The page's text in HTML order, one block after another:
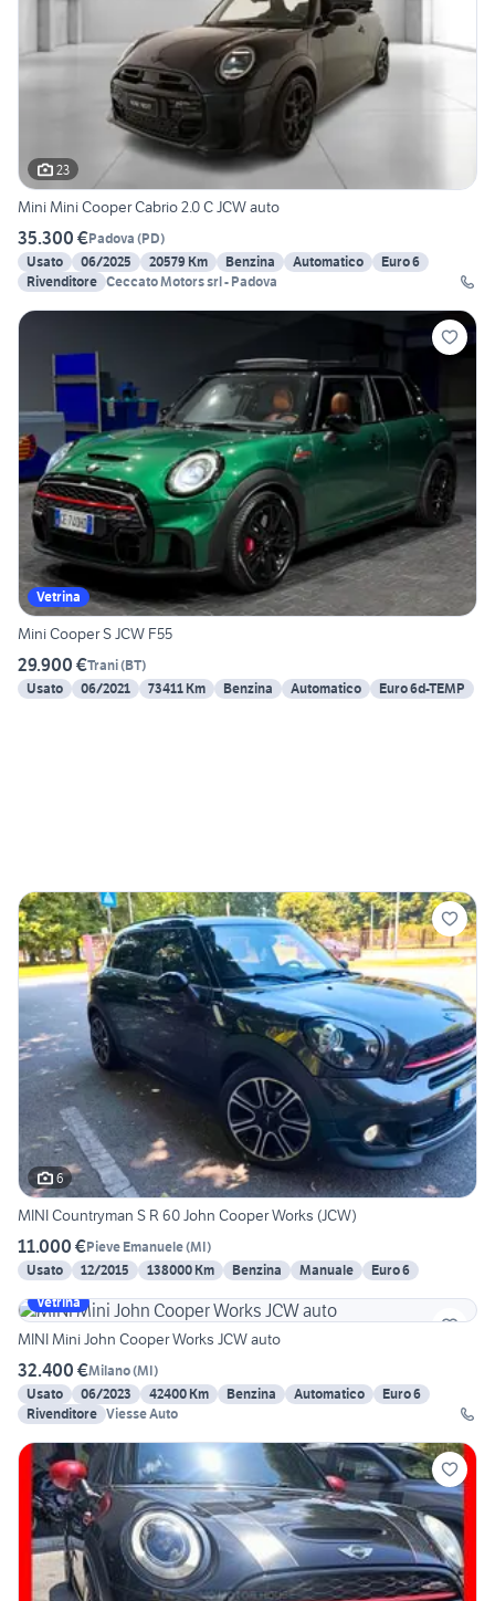
23
Mini Mini Cooper Cabrio 2.0 C JCW auto
35.300 €Padova (PD)
Usato
06/2025 20579 Km Benzina Automatico
Euro 6
Rivenditore Ceccato Motors srl - Padova
Vetrina
Mini Cooper S JCW F55
29.900 €Trani(BT)
Usato
06/2021 73411 Km Benzina Automatico Euro 6d-TEMP
6
MINI Countryman S R 60 John Cooper Works (JCW)
11.000 €Pieve Emanuele(MI)
Usato
12/2015 138000 Km Benzina Manuale
Euro 6
Vetrina
MINI Mini John Cooper Works JCW auto
32.400 €Milano(MI)
Usato
06/2023 42400 Km Benzina Automatico
Euro 6
Rivenditore Viesse Auto